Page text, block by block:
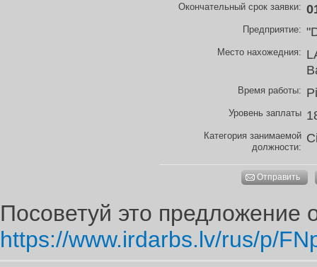
Окончательный срок заявки:
Предприятие:
Место нахожедния:
Время работы:
Уровень заплаты
Категория занимаемой
должности:
Отправить
Посоветуй это предложение
https://www.irdarbs.lv/rus/p/